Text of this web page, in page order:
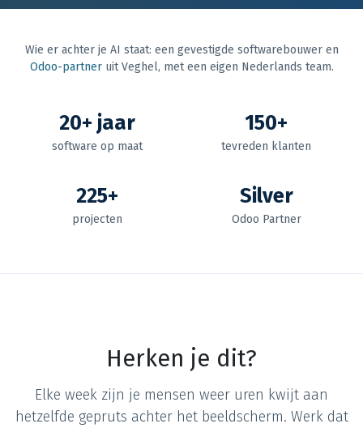
Wie er achter je AI staat: een gevestigde softwarebouwer en
Odoo-partneruit Veghel, met een eigen Nederlands team.
20+ jaar
software op maat
150+
tevreden klanten
225+
projecten
Silver
Odoo Partner
Herken je dit?
Elke week zijn je mensen weer uren kwijt aan
hetzelfde gepruts achter het beeldscherm. Werk dat